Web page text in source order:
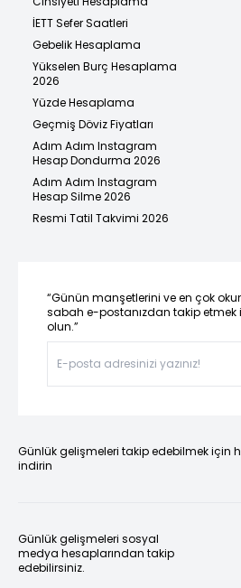
İETT Sefer Saatleri
Gebelik Hesaplama
Yükselen Burç Hesaplama
2026
Yüzde Hesaplama
Geçmiş Döviz Fiyatları
Adım Adım Instagram
Hesap Dondurma 2026
Adım Adım Instagram
Hesap Silme 2026
Resmi Tatil Takvimi 2026
“Günün manşetlerini ve en çok
sabah e-postanızdan takip etmek
olun.”
Günlük gelişmeleri takip edebilmek için
indirin
Günlük gelişmeleri sosyal
medya hesaplarından takip
edebilirsiniz.